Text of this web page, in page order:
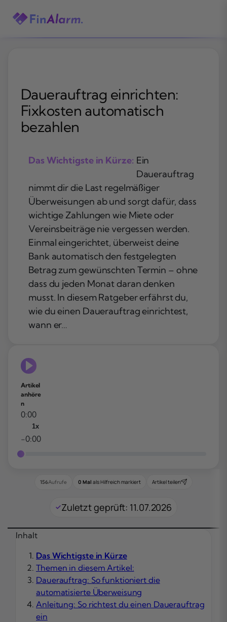
Inhalt
Dauerauftrag einrichten:
Fixkosten automatisch
bezahlen
Das Wichtigste in Kürze: Ein
Dauerauftrag
nimmt dir die Last regelmäßiger
Überweisungen ab und sorgt dafür, dass
wichtige Zahlungen wie Miete oder
Vereinsbeiträge nie vergessen werden.
Einmal eingerichtet, überweist deine
Bank automatisch den festgelegten
Betrag zum gewünschten Termin – ohne
dass du jeden Monat daran denken
musst. In diesem Ratgeber erfährst du,
wie du einen Dauerauftrag einrichtest,
wann er…
Artikel
anhöre
n
0:00
1x
-0:00
156Aufrufe 0 Mal als Hilfreich markiert Artikel teilen
Zuletzt geprüft: 11.07.2026
Inhalt
Das Wichtigste in Kürze
Themen in diesem Artikel:
Dauerauftrag: So funktioniert die
automatisierte Überweisung
Anleitung: So richtest du einen Dauerauftrag
ein